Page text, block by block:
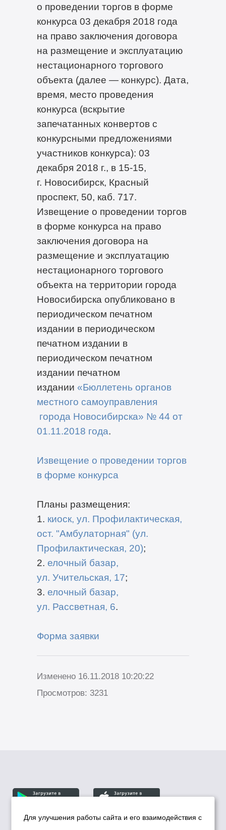
о проведении торгов в форме
конкурса 03 декабря 2018 года
на право заключения договора
на размещение и эксплуатацию
нестационарного торгового
объекта (далее — конкурс). Дата,
время, место проведения
конкурса (вскрытие
запечатанных конвертов с
конкурсными предложениями
участников конкурса): 03
декабря 2018 г., в 15-15,
г. Новосибирск, Красный
проспект, 50, каб. 717.
Извещение о проведении торгов
в форме конкурса на право
заключения договора на
размещение и эксплуатацию
нестационарного торгового
объекта на территории города
Новосибирска опубликовано в
периодическом печатном
издании в периодическом
печатном издании в
периодическом печатном
издании печатном
издании «Бюллетень органов
местного самоуправления
города Новосибирска» № 44 от
01.11.2018 года.
Извещение о проведении торгов
в форме конкурса
Планы размещения:
1. киоск, ул. Профилактическая,
ост. "Амбулаторная" (ул.
Профилактическая, 20);
2. елочный базар,
ул. Учительская, 17;
3. елочный базар,
ул. Рассветная, 6.
Форма заявки
Изменено 16.11.2018 10:20:22
Просмотров: 3231
Для улучшения работы сайта и его взаимодействия с